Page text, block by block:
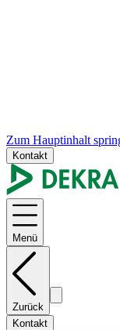
Zum Hauptinhalt
Kontakt
Menü
Zurück
Kontakt